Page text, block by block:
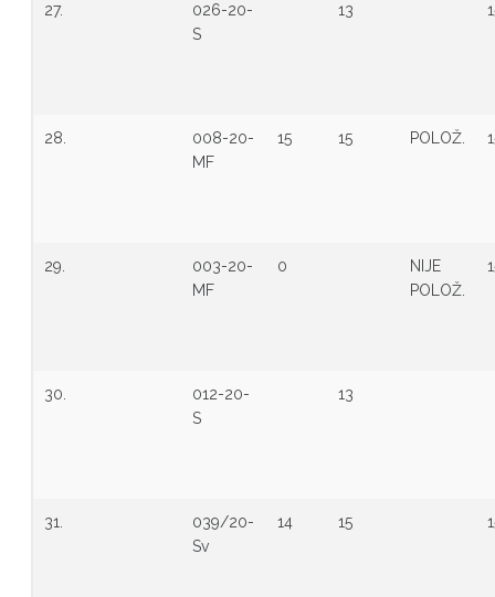
27.
026-20-
S
13
28.
008-20-
MF
15 15 POLOŽ.
29.
003-20-
MF
0
NIJE
POLOŽ.
30.
012-20-
S
13
31.
039/20-
Sv
14 15